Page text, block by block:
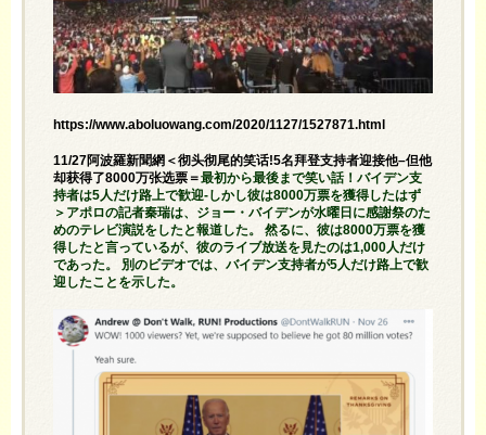
https://www.aboluowang.com/2020/1127/1527871.html
11/27阿波羅新聞網＜彻头彻尾的笑话!5名拜登支持者迎接他–但他
却获得了8000万张选票＝最初から最後まで笑い話！バイデン支
持者は5人だけ路上で歓迎-しかし彼は8000万票を獲得したはず
＞アポロの記者秦瑞は、ジョー・バイデンが水曜日に感謝祭のた
めのテレビ演説をしたと報道した。 然るに、彼は8000万票を獲
得したと言っているが、彼のライブ放送を見たのは1,000人だけ
であった。 別のビデオでは、バイデン支持者が5人だけ路上で歓
迎したことを示した。